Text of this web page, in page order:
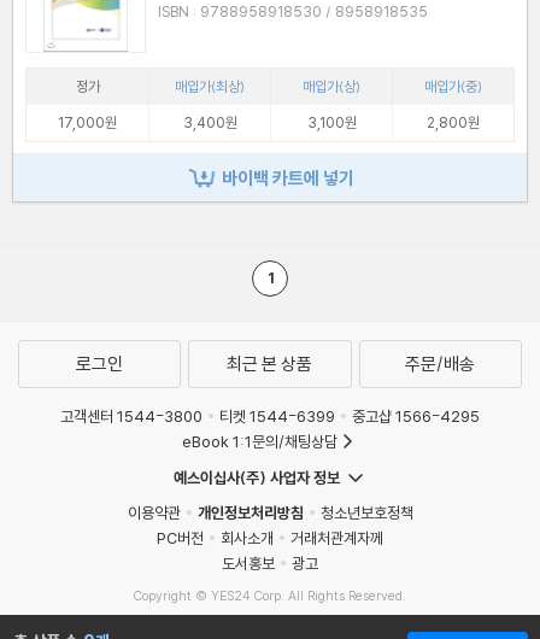
ISBN : 9788958918530 / 8958918535
정가 매입가(최상) 매입가(상)
매입가(중)
17,000원
3,400원 3,100원 2,800원
바이백 카트에 넣기
1
로그인 최근 본 상품 주문/배송
고객센터 1544-3800 티켓 1544-6399
중고샵 1566-4295
eBook 1:1문의/채팅상담
예스이십사(주) 사업자 정보
이용약관
개인정보처리방침
청소년보호정책
PC버전
회사소개
거래처관계자께
도서홍보
광고
Copyright © YES24 Corp. All Rights Reserved.
MATOM1